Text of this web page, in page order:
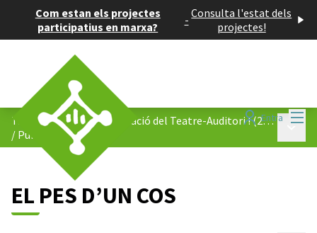
Com estan els projectes
participatius en marxa?
- Consulta l'estat dels
projectes!
Entra
Tu decideixes la programació del Teatre-Auditori ! (2022)
/ Públic general
EL PES D’UN COS